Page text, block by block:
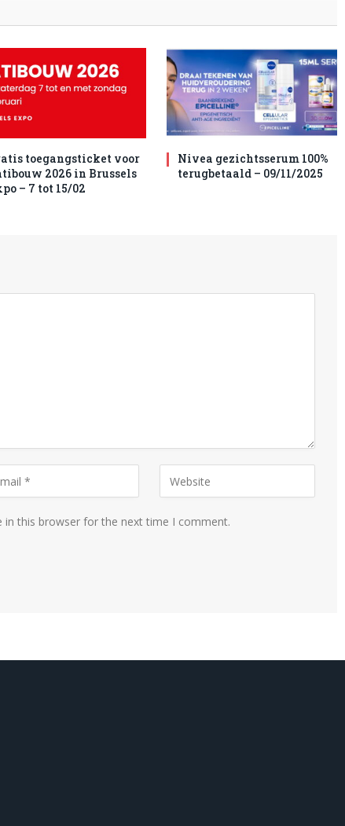
toegangsticket voor
2026 in Brussels
– 7 tot 15/02
Nivea gezichtsserum 100%
terugbetaald – 09/11/2025
in this browser for the next time I comment.